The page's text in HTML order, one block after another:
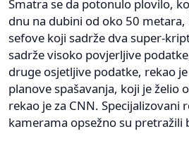
Smatra se da potonulo plovilo,
dnu na dubini od oko 50
sefove koji sadrže dva super-
sadrže visoko povjerljive
druge osjetljive podatke, rekao
planove spašavanja, koji je želio
rekao je za CNN. Specijalizovani
kamerama opsežno su pretražili